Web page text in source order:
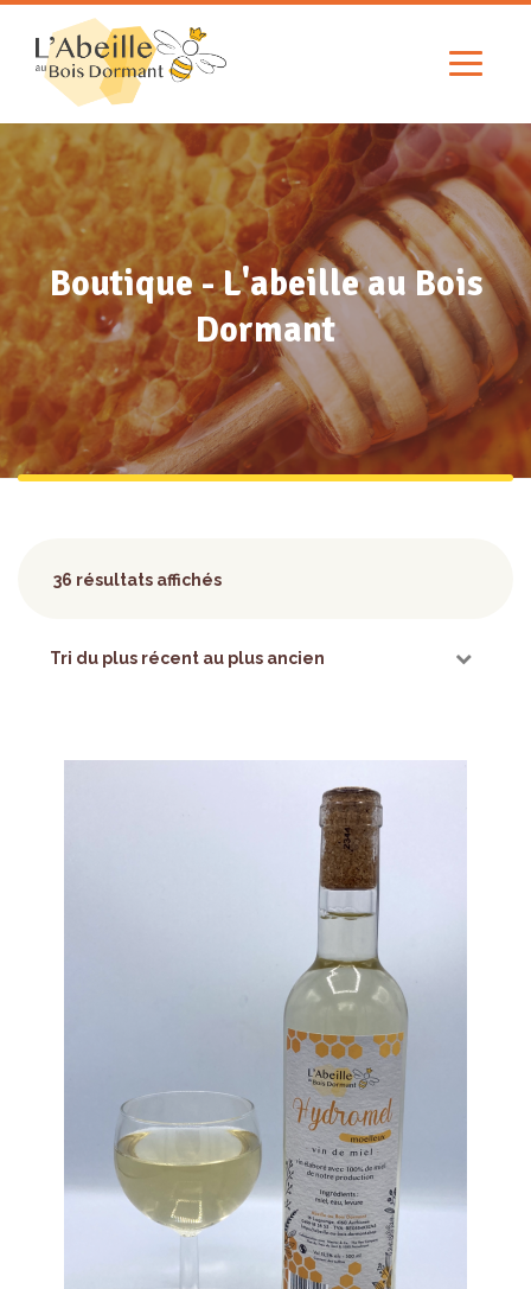
Boutique - L'abeille au Bois
Dormant
36 résultats affichés
récent